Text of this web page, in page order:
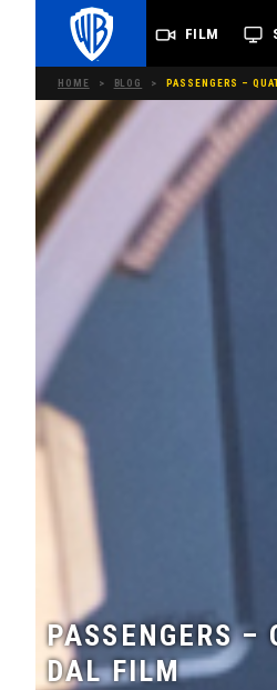
FILM
HOME > BLOG > PASSENGERS –
PASSENGERS –
DAL FILM